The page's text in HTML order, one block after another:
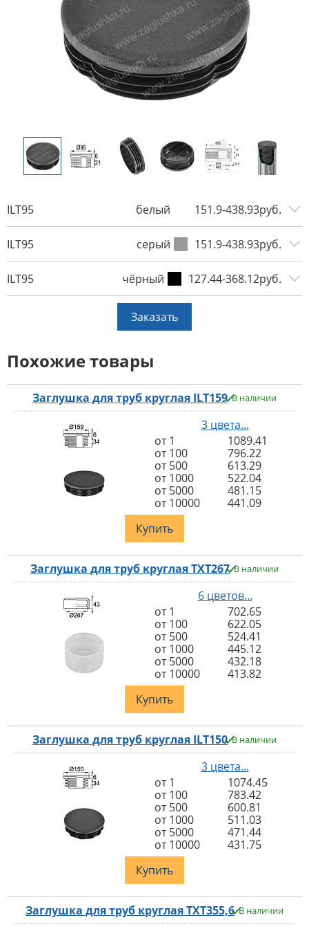
ILT95 белый 151.9-438.93руб.
ILT95 серый 151.9-438.93руб.
ILT95 чёрный 127.44-368.12руб.
Заказать
Похожие товары
Заглушка для труб круглая ILT159 В наличии
3 цвета...
от 1
1089.41
от 100
796.22
от 500
613.29
от 1000
522.04
от 5000
481.15
от 10000
441.09
Купить
Заглушка для труб круглая TXT267 В наличии
6 цветов...
от 1
702.65
от 100
622.05
от 500
524.41
от 1000
445.12
от 5000
432.18
от 10000
413.82
Купить
Заглушка для труб круглая ILT150 В наличии
3 цвета...
от 1
1074.45
от 100
783.42
от 500
600.81
от 1000
511.03
от 5000
471.44
от 10000
431.75
Купить
Заглушка для труб круглая TXT355,6 В наличии